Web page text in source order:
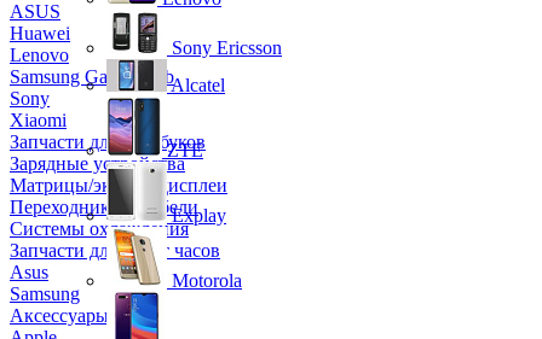
ASUS
Huawei
Lenovo
Samsung Galaxy Tab
Sony
Xiaomi
Запчасти для ноутбуков
Зарядные устройства
Матрицы/экраны/дисплеи
Переходники и кабели
Системы охлаждения
Запчасти для смарт часов
Asus
Samsung
Аксессуары
Sony Ericsson
Alcatel
ZTE
Explay
Motorola